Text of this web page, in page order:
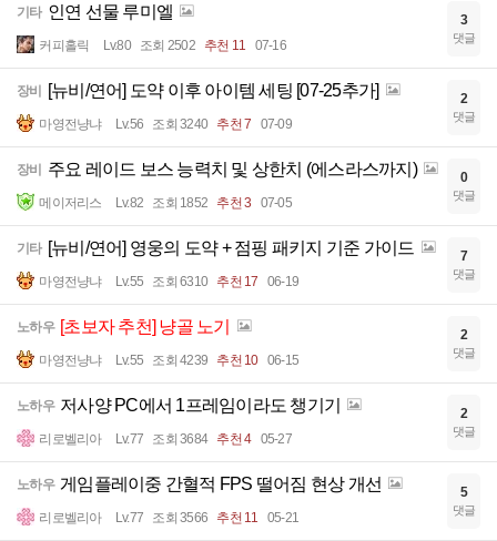
기타 인연 선물 루미엘
커피홀릭 Lv.80 조회 2502 추천 11 07-16
3
댓글
장비 [뉴비/연어] 도약 이후 아이템 세팅 [07-25추가]
마영전냥냐 Lv.56 조회 3240 추천 7 07-09
2
댓글
장비 주요 레이드 보스 능력치 및 상한치 (에스라스까지)
메이저리스 Lv.82 조회 1852 추천 3 07-05
0
댓글
기타 [뉴비/연어] 영웅의 도약 + 점핑 패키지 기준 가이드
마영전냥냐 Lv.55 조회 6310 추천 17 06-19
7
댓글
노하우 [초보자 추천] 냥골 노기
마영전냥냐 Lv.55 조회 4239 추천 10 06-15
2
댓글
노하우 저사양 PC에서 1프레임이라도 챙기기
리로벨리아 Lv.77 조회 3684 추천 4 05-27
2
댓글
노하우 게임플레이중 간혈적 FPS 떨어짐 현상 개선
리로벨리아 Lv.77 조회 3566 추천 11 05-21
5
댓글